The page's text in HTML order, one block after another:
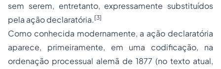
sem serem, entretanto, expressamente substituídos
pela ação declaratória. [3]
Como conhecida modernamente, a ação declaratória
aparece, primeiramente, em uma codificação, na
ordenação processual alemã de 1877 (no texto atual,